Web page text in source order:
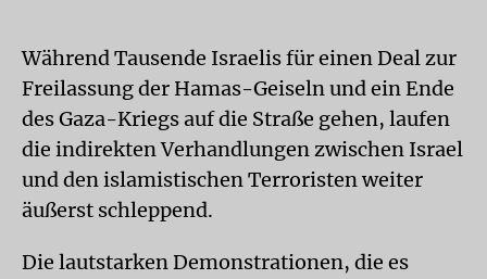
Während Tausende Israelis für einen Deal zur
Freilassung der Hamas-Geiseln und ein Ende
des Gaza-Kriegs auf die Straße gehen, laufen
die indirekten Verhandlungen zwischen Israel
und den islamistischen Terroristen weiter
äußerst schleppend.
Die lautstarken Demonstrationen, die es